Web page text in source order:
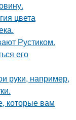
цвета
Рустиком.
его
руки, например,
которые вам